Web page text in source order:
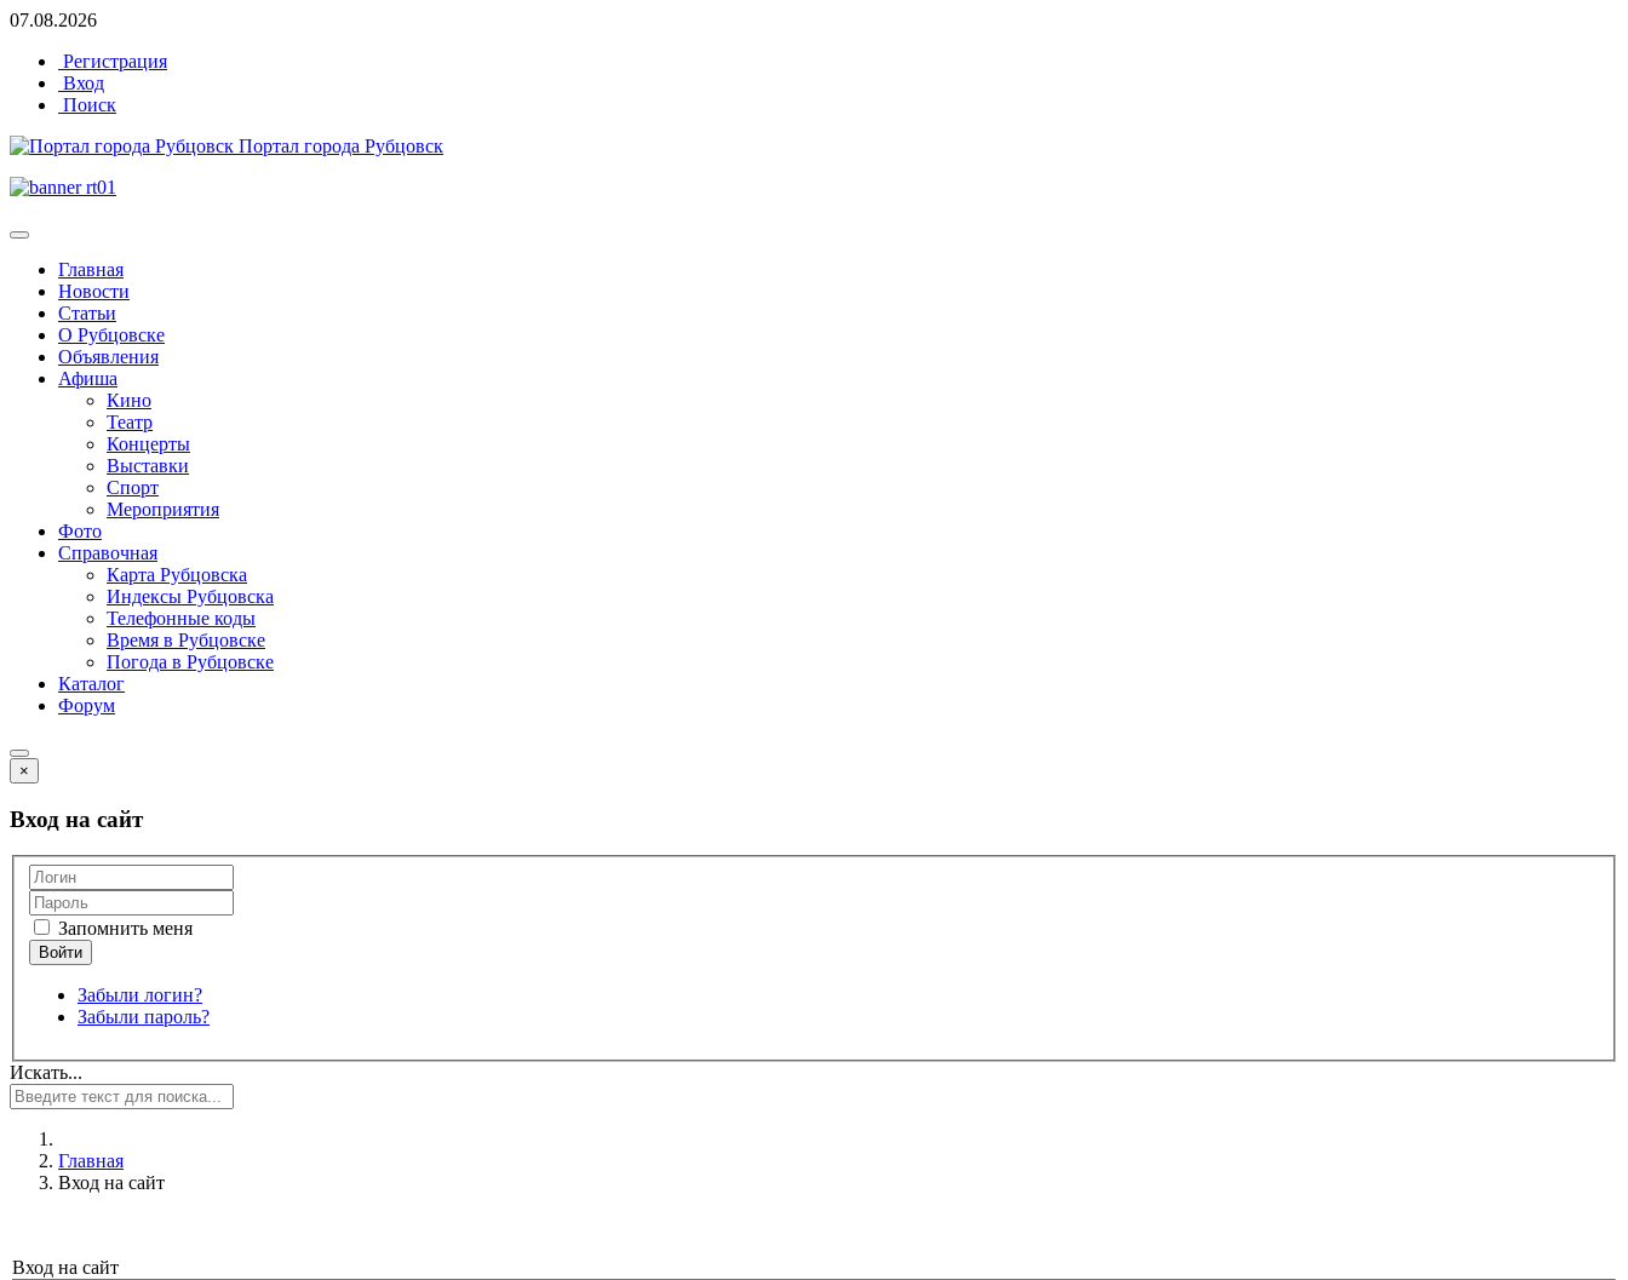
07.08.2026
Регистрация
Вход
Поиск
Портал города Рубцовск
Главная
Новости
Статьи
О Рубцовске
Объявления
Афиша
Кино
Театр
Концерты
Выставки
Спорт
Мероприятия
Фото
Справочная
Карта Рубцовска
Индексы Рубцовска
Телефонные коды
Время в Рубцовске
Погода в Рубцовске
Каталог
Форум
×
Вход на сайт
Запомнить меня
Забыли логин?
Забыли пароль?
Искать...
Главная
Вход на сайт
Вход на сайт